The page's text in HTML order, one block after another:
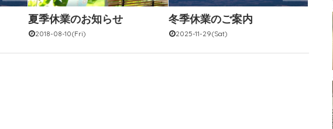
夏季休業のお知らせ
2018-08-10(Fri)
冬季休業のご案内
2025-11-29(Sat)